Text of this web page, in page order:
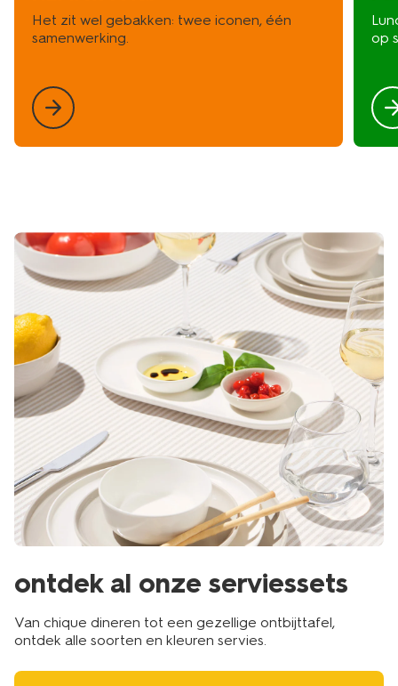
Het zit wel gebakken: twee iconen, één
samenwerking.
op
ontdek al onze serviessets
Van chique dineren tot een gezellige ontbijttafel,
ontdek alle soorten en kleuren servies.